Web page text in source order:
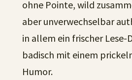
ohne Pointe, wild
aber unverwechselbar
in allem ein frischer Lese-
badisch mit einem
Humor.